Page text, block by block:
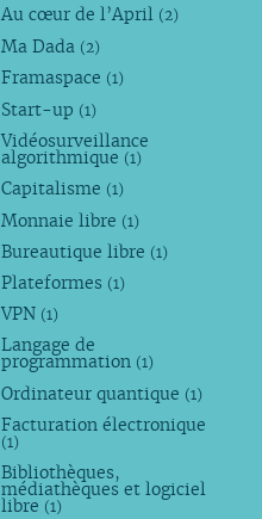
Au cœur de l’April (2)
Ma Dada (2)
Framaspace (1)
Start-up (1)
Vidéosurveillance
algorithmique (1)
Capitalisme (1)
Monnaie libre (1)
Bureautique libre (1)
Plateformes (1)
VPN (1)
Langage de
programmation (1)
Ordinateur quantique (1)
Facturation électronique
(1)
Bibliothèques,
médiathèques et logiciel
libre (1)